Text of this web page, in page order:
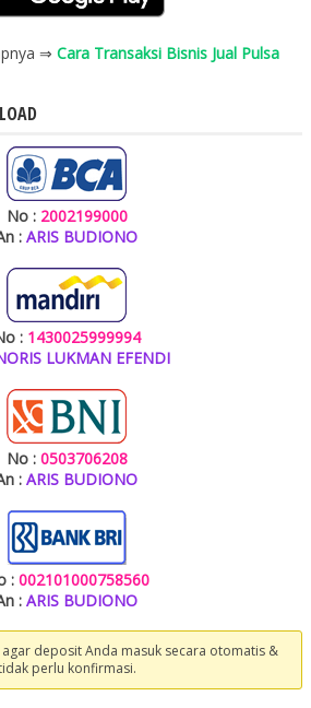
⇒ Cara Transaksi Bisnis Jual Pulsa
No : 2002199000
: ARIS BUDIONO
: 1430025999994
LUKMAN EFENDI
No : 0503706208
: ARIS BUDIONO
: 002101000758560
: ARIS BUDIONO
agar deposit Anda masuk secara otomatis &
perlu konfirmasi.